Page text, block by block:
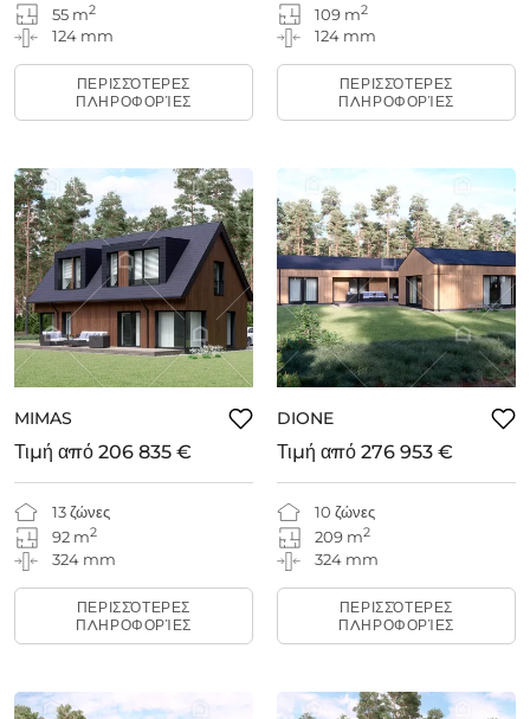
55 m2
124 mm
ΠΕΡΙΣΣΌΤΕΡΕΣ
ΠΛΗΡΟΦΟΡΊΕΣ
109 m2
124 mm
ΠΕΡΙΣΣΌΤΕΡΕΣ
ΠΛΗΡΟΦΟΡΊΕΣ
MIMAS
13 ζώνες
92 m2
324 mm
Τιμή από 206 835 €
ΠΕΡΙΣΣΌΤΕΡΕΣ
ΠΛΗΡΟΦΟΡΊΕΣ
DIONE
10 ζώνες
209 m2
324 mm
Τιμή από 276 953 €
ΠΕΡΙΣΣΌΤΕΡΕΣ
ΠΛΗΡΟΦΟΡΊΕΣ